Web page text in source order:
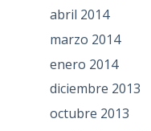
abril 2014
marzo 2014
enero 2014
diciembre 2013
octubre 2013